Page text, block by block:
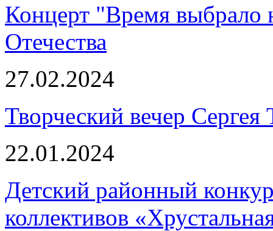
Концерт "Время выбрало
Отечества
27.02.2024
Творческий вечер
22.01.2024
Детский районный
коллективов